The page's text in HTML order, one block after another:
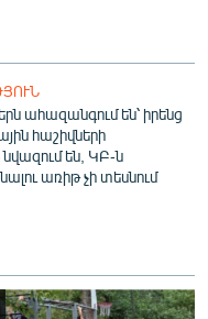
ահազանգում են՝ իրենց
հաշիվների
նվազում են, ԿԲ-ն
առիթ չի տեսնում